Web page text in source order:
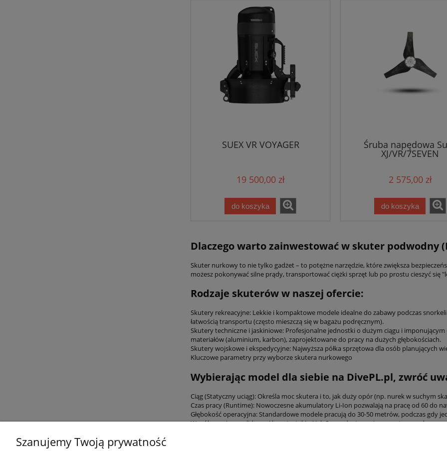
SUEX VR VOYAGER
19 500,00 zł
do koszyka
Śruba napędowa
XJ/VR/7SEVEN
2 575,00 zł
do koszyka
Dlaczego warto zainwestować w skuter podwodny
Skuter nurkowy to nie tylko gadżet – to potężne narzędzie, które zwiększa
możesz pokonywać silne prądy, transportować ciężki sprzęt lub po prostu cieszyć się
Rodzaje skuterów w naszej ofercie:
Skutery rekreacyjne: Lekkie i kompaktowe modele idealne do zabawy podczas
łatwością transportu (często mieszczą się w bagażu podręcznym).
Skutery techniczne i jaskiniowe: Profesjonalne jednostki o dużym ciągu i
materiałów (aluminium, karbon), zaprojektowane do pracy na dużych głębokościach.
Skutery wojskowe i ekspedycyjne: Najwyższa półka sprzętowa dla osób planujących
Kluczowe parametry przy wyborze skutera nurkowego
Wybierając model dla siebie na DivePL.pl, zwróć
Ciąg (Statyczny uciąg): Określa moc skutera i to, jak duży opór (np. nurek w suchym
Czas pracy (Runtime): Nowoczesne akumulatory Li-Ion pozwalają na pracę od 60 do
Głębokość operacyjna: Standardowe modele pracują do 30-50 metrów, podczas gdy
Współpracujemy z liderami branży, takimi jak Suex , dostarczając sprzęt sprawdzony
Szanujemy Twoją prywatność